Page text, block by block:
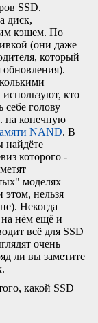
SSD.
диск,
кэшем. По
(они даже
который
кто
голову
на конечную
NAND. В
найдёте
которого -
моделях
этом, нельзя
Некогда
нём ещё и
всё для SSD
очень
ли вы заметите
какой SSD